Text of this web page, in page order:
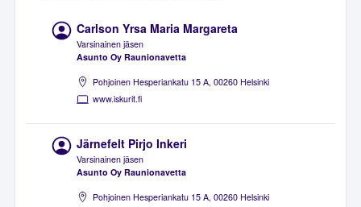
Carlson Yrsa Maria Margareta
Varsinainen jäsen
Asunto Oy Raunionavetta
Pohjoinen Hesperiankatu 15 A, 00260 Helsinki
www.iskurit.fi
Järnefelt Pirjo Inkeri
Varsinainen jäsen
Asunto Oy Raunionavetta
Pohjoinen Hesperiankatu 15 A, 00260 Helsinki